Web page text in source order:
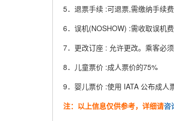
5．退票手续 :可退票,需缴纳手续费
6．误机(NOSHOW) :需收取误机费
7．更改订座 : 允许更改。乘客必
8．儿童票价 :成人票价的75%
9．婴儿票价 :使用 IATA 公布成人
注：以上信息仅供参考，详细请咨